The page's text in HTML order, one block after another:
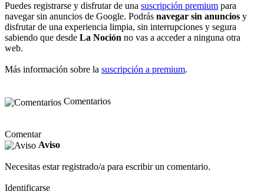
Puedes registrarse y disfrutar de una suscripción premium para
navegar sin anuncios de Google. Podrás navegar sin anuncios y
disfrutar de una experiencia limpia, sin interrupciones y segura
sabiendo que desde La Noción no vas a acceder a ninguna otra
web.
Más información sobre la suscripción a premium.
Comentarios
Comentar
Aviso
Necesitas estar registrado/a para escribir un comentario.
Identificarse